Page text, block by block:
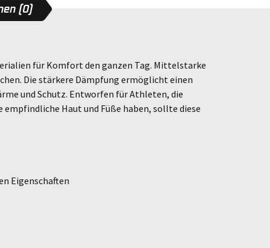
(0)
für Komfort den ganzen Tag. Mittelstarke
Die stärkere Dämpfung ermöglicht einen
und Schutz. Entworfen für Athleten, die
Haut und Füße haben, sollte diese
Eigenschaften